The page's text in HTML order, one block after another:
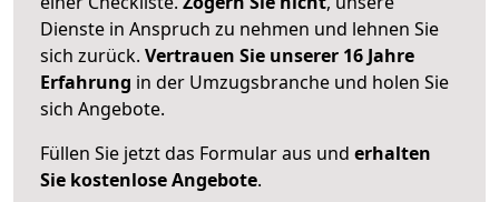
Dienste in Anspruch zu nehmen und lehnen Sie
sich zurück. Vertrauen Sie unserer 16 Jahre
Erfahrung in der Umzugsbranche und holen Sie
sich Angebote.
Füllen Sie jetzt das Formular aus und erhalten
Sie kostenlose Angebote.